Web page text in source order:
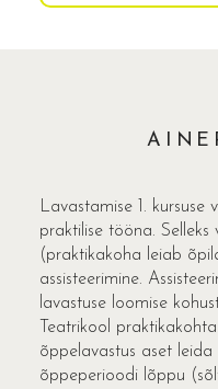
Lavastamise 1.
praktilise tööna. Selleks
(praktikakoha leiab
assisteerimine.
lavastuse loomise
Teatrikool
õppelavastus aset
õppeperioodi lõppu